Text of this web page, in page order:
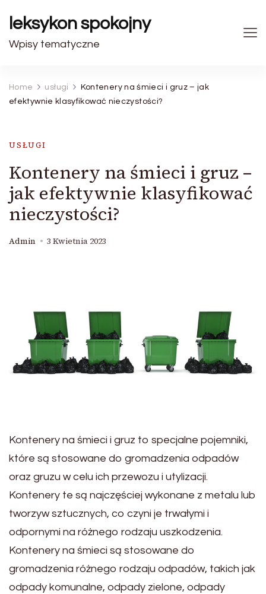
leksykon spokojny
Wpisy tematyczne
Home usługi
Kontenery na śmieci i gruz – jak
efektywnie klasyfikować nieczystości?
USŁUGI
Kontenery na śmieci i gruz –
jak efektywnie klasyfikować
nieczystości?
Admin 3 Kwietnia 2023
Kontenery na śmieci i gruz to specjalne pojemniki,
które są stosowane do gromadzenia odpadów
oraz gruzu w celu ich przewozu i utylizacji.
Kontenery te są najczęściej wykonane z metalu lub
tworzyw sztucznych, co czyni je trwałymi i
odpornymi na różnego rodzaju uszkodzenia.
Kontenery na śmieci są stosowane do
gromadzenia różnego rodzaju odpadów, takich jak
odpady komunalne, odpady zielone, odpady